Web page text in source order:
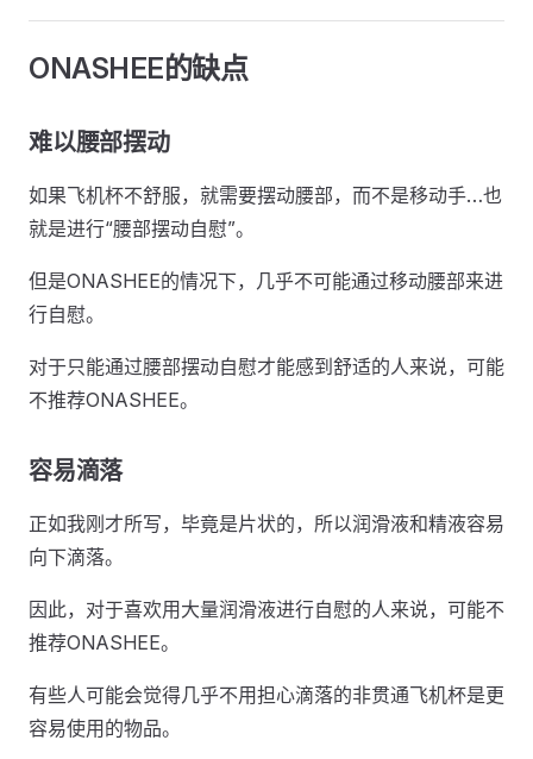
ONASHEE的缺点
难以腰部摆动
如果飞机杯不舒服，就需要摆动腰部，而不是移动手…也
就是进行“腰部摆动自慰”。
但是ONASHEE的情况下，几乎不可能通过移动腰部来进
行自慰。
对于只能通过腰部摆动自慰才能感到舒适的人来说，可能
不推荐ONASHEE。
容易滴落
正如我刚才所写，毕竟是片状的，所以润滑液和精液容易
向下滴落。
因此，对于喜欢用大量润滑液进行自慰的人来说，可能不
推荐ONASHEE。
有些人可能会觉得几乎不用担心滴落的非贯通飞机杯是更
容易使用的物品。